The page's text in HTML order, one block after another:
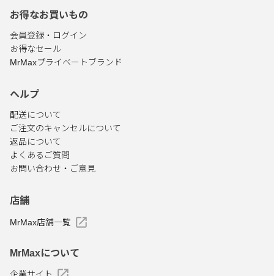
お得なお買いもの
会員登録・ログイン
お得なセール
MrMaxプライベートブランド
ヘルプ
配送について
ご注文のキャンセルについて
返品について
よくあるご質問
お問い合わせ・ご意見
店舗
MrMax店舗一覧
MrMaxについて